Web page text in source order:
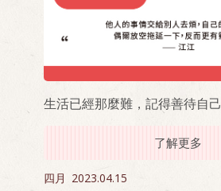
生活已經那麼難，記得善待自己
了解更多
四月 2023.04.15